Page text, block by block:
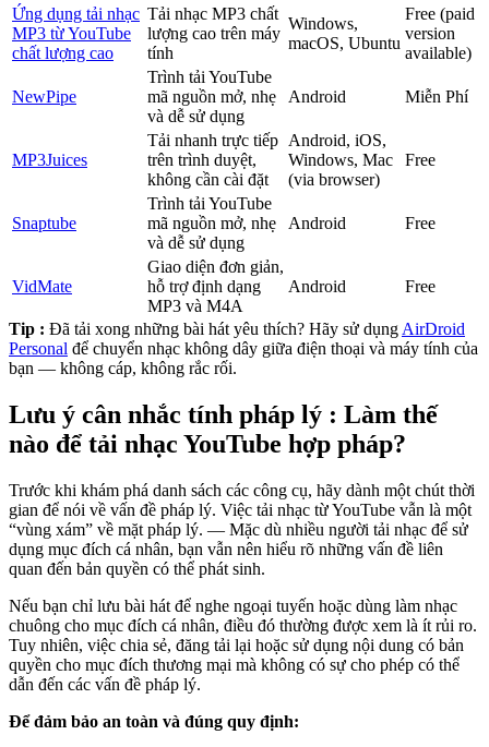
Ứng dụng tải nhạc
MP3 từ YouTube
chất lượng cao
Tải nhạc MP3 chất
lượng cao trên máy
tính
Windows,
macOS, Ubuntu
Free (paid
version
available)
NewPipe
Trình tải YouTube
mã nguồn mở, nhẹ
và dễ sử dụng
Android Miễn Phí
MP3Juices
Tải nhanh trực tiếp
trên trình duyệt,
không cần cài đặt
Android, iOS,
Windows, Mac
(via browser)
Free
Snaptube
Trình tải YouTube
mã nguồn mở, nhẹ
và dễ sử dụng
Android Free
VidMate
Giao diện đơn giản,
hỗ trợ định dạng
MP3 và M4A
Android Free
Tip : Đã tải xong những bài hát yêu thích? Hãy sử dụng AirDroid
Personal để chuyển nhạc không dây giữa điện thoại và máy tính của
bạn — không cáp, không rắc rối.
Lưu ý cân nhắc tính pháp lý : Làm thế
nào để tải nhạc YouTube hợp pháp?
Trước khi khám phá danh sách các công cụ, hãy dành một chút thời
gian để nói về vấn đề pháp lý. Việc tải nhạc từ YouTube vẫn là một
“vùng xám” về mặt pháp lý. — Mặc dù nhiều người tải nhạc để sử
dụng mục đích cá nhân, bạn vẫn nên hiểu rõ những vấn đề liên
quan đến bản quyền có thể phát sinh.
Nếu bạn chỉ lưu bài hát để nghe ngoại tuyến hoặc dùng làm nhạc
chuông cho mục đích cá nhân, điều đó thường được xem là ít rủi ro.
Tuy nhiên, việc chia sẻ, đăng tải lại hoặc sử dụng nội dung có bản
quyền cho mục đích thương mại mà không có sự cho phép có thể
dẫn đến các vấn đề pháp lý.
Để đảm bảo an toàn và đúng quy định: